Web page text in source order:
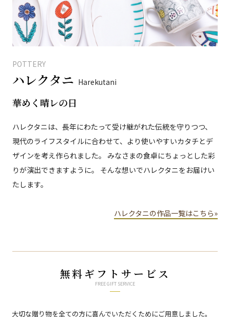
POTTERY
ハレクタニ Harekutani
華めく晴レの日
ハレクタニは、長年にわたって受け継がれた伝統を守りつつ、
現代のライフスタイルに合わせて、より使いやすいカタチとデ
ザインを考え作られました。 みなさまの食卓にちょっとした彩
りが演出できますように。 そんな想いでハレクタニをお届けい
たします。
ハレクタニの作品一覧はこちら»
無料ギフトサービス
FREE GIFT SERVICE
大切な贈り物を全ての方に喜んでいただくためにご用意しました。